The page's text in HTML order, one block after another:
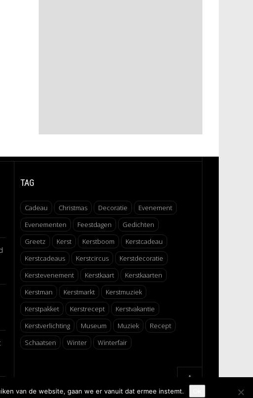
TAG
Cadeau Christmas Decoratie
Evenement
Evenementen
Feestdagen
Gedichten
Greetz
Kerst Kerstboom
Kerstcadeau
Kerstcadeaus
Kerstcircus
Kerstdecoratie
Kerstevenement
Kerstkaart
Kerstkaarten
Kerstman
Kerstmarkt
Kerstmuziek
Kerstpakket
Kerstrecept
Kerstvakantie
Kerstverlichting
Museum Muziek
Recept
Schaatsen
Winter Winterfair
↑
van de website, gaan we er vanuit dat ermee instemt.